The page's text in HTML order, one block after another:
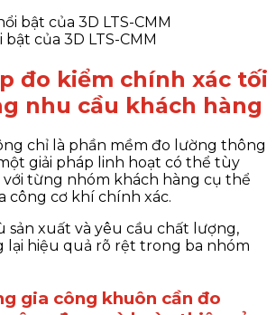
của 3D LTS-CMM
đo kiểm chính xác tối
nhu cầu khách hàng
chỉ là phần mềm đo lường thông
giải pháp linh hoạt có thể tùy
từng nhóm khách hàng cụ thể
công cơ khí chính xác.
sản xuất và yêu cầu chất lượng,
lại hiệu quả rõ rệt trong ba nhóm
gia công khuôn cần đo